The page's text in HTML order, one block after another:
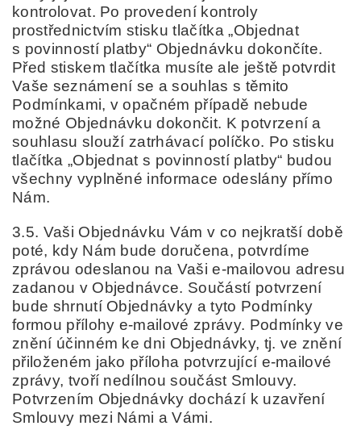
kontrolovat. Po provedení kontroly
prostřednictvím stisku tlačítka „Objednat
s povinností platby“ Objednávku dokončíte.
Před stiskem tlačítka musíte ale ještě potvrdit
Vaše seznámení se a souhlas s těmito
Podmínkami, v opačném případě nebude
možné Objednávku dokončit. K potvrzení a
souhlasu slouží zatrhávací políčko. Po stisku
tlačítka „Objednat s povinností platby“ budou
všechny vyplněné informace odeslány přímo
Nám.
3.5. Vaši Objednávku Vám v co nejkratší době
poté, kdy Nám bude doručena, potvrdíme
zprávou odeslanou na Vaši e-mailovou adresu
zadanou v Objednávce. Součástí potvrzení
bude shrnutí Objednávky a tyto Podmínky
formou přílohy e-mailové zprávy. Podmínky ve
znění účinném ke dni Objednávky, tj. ve znění
přiloženém jako příloha potvrzující e-mailové
zprávy, tvoří nedílnou součást Smlouvy.
Potvrzením Objednávky dochází k uzavření
Smlouvy mezi Námi a Vámi.